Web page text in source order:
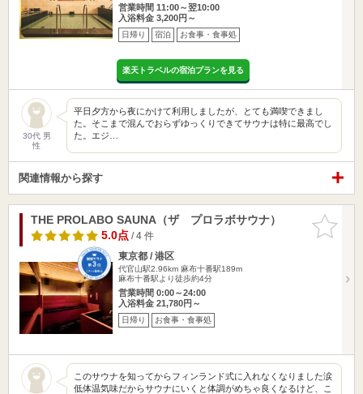
営業時間 11:00～翌10:00
入浴料金 3,200円～
日帰り 宿泊 お食事・食事処
楽天トラベルの宿泊プランを見る
30代 男
性
平日夕方から夜にかけて利用しましたが、とても満喫できまし
た。そこまで混んでおらずゆっくりできてサウナは特に最高でし
た。エジ…
関連情報から探す
お気に入
りに追加
THE PROLABO SAUNA（ザ プロラボサウナ）
5.0点/ 4 件
東京都 / 港区
代官山駅2.96km 麻布十番駅189m
麻布十番駅より徒歩約4分
営業時間 0:00～24:00
入浴料金 21,780円～
日帰り お食事・食事処
このサウナを知ってからフィンランド式に入れなくなりました涙
低体温気味だからサウナにいくと体調がめちゃ良くなるけど、こ